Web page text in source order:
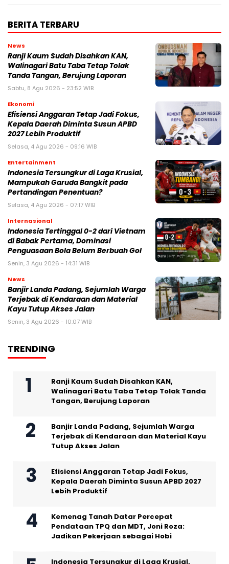
BERITA TERBARU
News
Ranji Kaum Sudah Disahkan KAN,
Walinagari Batu Taba Tetap Tolak
Tanda Tangan, Berujung Laporan
Sabtu, 8 Agu 2026 - 23:52 WIB
Ekonomi
Efisiensi Anggaran Tetap Jadi Fokus,
Kepala Daerah Diminta Susun APBD
2027 Lebih Produktif
Selasa, 4 Agu 2026 - 09:16 WIB
Entertainment
Indonesia Tersungkur di Laga Krusial,
Mampukah Garuda Bangkit pada
Pertandingan Penentuan?
Selasa, 4 Agu 2026 - 07:17 WIB
Internasional
Indonesia Tertinggal 0-2 dari Vietnam
di Babak Pertama, Dominasi
Penguasaan Bola Belum Berbuah Gol
Senin, 3 Agu 2026 - 14:31 WIB
News
Banjir Landa Padang, Sejumlah Warga
Terjebak di Kendaraan dan Material
Kayu Tutup Akses Jalan
Senin, 3 Agu 2026 - 10:07 WIB
TRENDING
Ranji Kaum Sudah Disahkan KAN,
Walinagari Batu Taba Tetap Tolak Tanda
Tangan, Berujung Laporan
Banjir Landa Padang, Sejumlah Warga
Terjebak di Kendaraan dan Material Kayu
Tutup Akses Jalan
Efisiensi Anggaran Tetap Jadi Fokus,
Kepala Daerah Diminta Susun APBD 2027
Lebih Produktif
Kemenag Tanah Datar Percepat
Pendataan TPQ dan MDT, Joni Roza:
Jadikan Pekerjaan sebagai Hobi
Indonesia Tersungkur di Laga Krusial,